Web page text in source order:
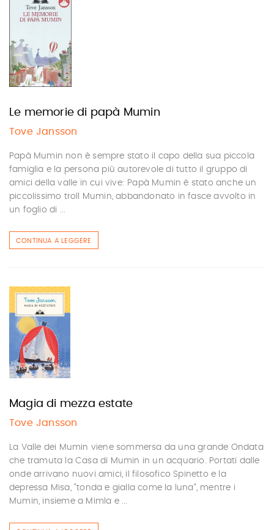
Le memorie di papà Mumin
Tove Jansson
Papà Mumin non è sempre stato il capo della sua piccola
famiglia e la persona più autorevole di tutto il gruppo di
amici della valle in cui vive: Papà Mumin è stato anche un
piccolissimo troll Mumin, abbandonato in fasce avvolto in
un foglio di ...
CONTINUA A LEGGERE
Magia di mezza estate
Tove Jansson
La Valle dei Mumin viene sommersa da una grande Ondata
che tramuta la Casa di Mumin in un acquario. Portati dalle
onde arrivano nuovi amici, il filosofico Spinetto e la
depressa Misa, "tonda e gialla come la luna", mentre i
Mumin, insieme a Mimla e ...